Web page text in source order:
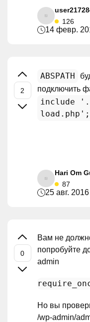
126
14 февр.
ABSPATH
подключить
include
load.php';
Hari Om
87
25 авг. 2016
Вам не
попробуйте
admin
Но вы
/wp-admin/